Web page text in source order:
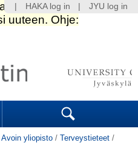
Search
Avoin yliopisto / Terveystieteet /
HAKA log in JYU log in